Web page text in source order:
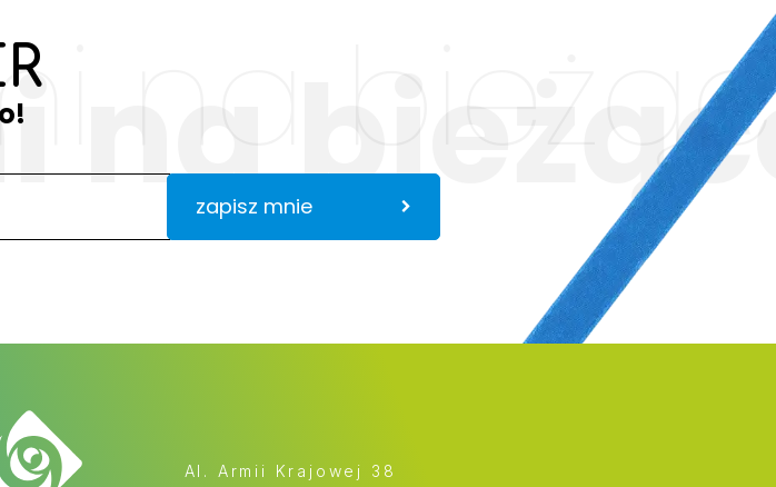
na
na
zapisz mnie
Al. Armii Krajowej 38